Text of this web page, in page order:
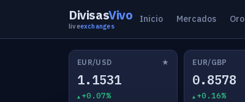
DivisasVivo
liveexchanges
Inicio Mercados Oro
EUR/USD ★
1.1531
+0.07%
EUR/GBP
0.8578
+0.16%